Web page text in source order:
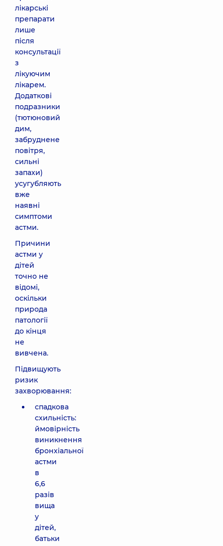
лікарські
препарати
лише
після
консультації
з
лікуючим
лікарем.
Додаткові
подразники
(тютюновий
дим,
забруднене
повітря,
сильні
запахи)
усугубляють
вже
наявні
симптоми
астми.
Причини
астми у
дітей
точно не
відомі,
оскільки
природа
патології
до кінця
не
вивчена.
Підвищують
ризик
захворювання:
спадкова
схильність:
ймовірність
виникнення
бронхіальної
астми
в
6,6
разів
вища
у
дітей,
батьки